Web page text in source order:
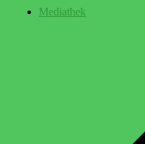
Mediathek